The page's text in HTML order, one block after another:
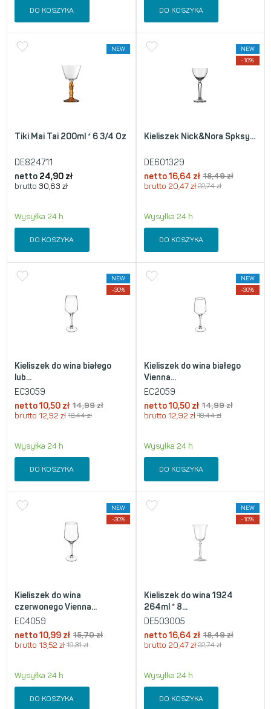
DO KOSZYKA DO KOSZYKA
NEW
Tiki Mai Tai 200ml * 6 3/4 Oz
DE824711
netto 24,90 zł
brutto 30,63 zł
Wysyłka 24 h
DO KOSZYKA
NEW
-10%
Kieliszek Nick&Nora Spksy...
DE601329
netto 16,64 zł 18,49zł
brutto 20,47 zł 22,74zł
Wysyłka 24 h
DO KOSZYKA
NEW
-30%
Kieliszek do wina białego
lub...
EC3059
netto10,50 zł 14,99zł
brutto 12,92 zł 18,44zł
Wysyłka 24 h
DO KOSZYKA
NEW
-30%
Kieliszek do wina białego
Vienna...
EC2059
netto 10,50 zł 14,99zł
brutto 12,92 zł 18,44zł
Wysyłka 24 h
DO KOSZYKA
NEW
-30%
Kieliszek do wina
czerwonego Vienna...
EC4059
netto10,99 zł 15,70zł
brutto 13,52 zł 19,31zł
Wysyłka 24 h
DO KOSZYKA
NEW
-10%
Kieliszek do wina 1924
264ml * 8...
DE503005
netto 16,64 zł 18,49zł
brutto 20,47 zł 22,74zł
Wysyłka 24 h
DO KOSZYKA